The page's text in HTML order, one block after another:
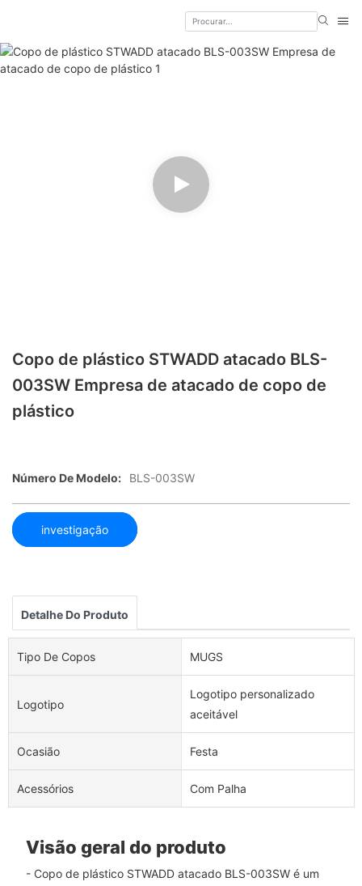
Copo de plástico STWADD atacado BLS-
003SW Empresa de atacado de copo de
plástico
Número De Modelo: BLS-003SW
investigação
Detalhe Do Produto
Tipo De Copos MUGS
Logotipo
Logotipo personalizado
aceitável
Ocasião Festa
Acessórios Com Palha
Visão geral do produto
- Copo de plástico STWADD atacado BLS-003SW é um